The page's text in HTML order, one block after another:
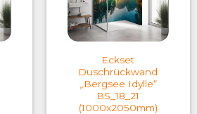
Eckset
Duschrückwand
„Bergsee Idylle“
BS_18_21
(1000x2050mm)